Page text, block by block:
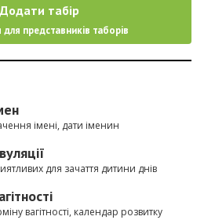
Додати табір
для представників таборів
імені, дати іменин
для зачаття дитини днів
вагітності, календар розвитку